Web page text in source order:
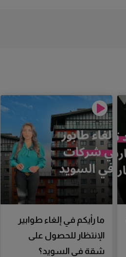
ما رأيكم في إلغاء طوابير
الإنتظار للحصول على
شقة في السويد؟